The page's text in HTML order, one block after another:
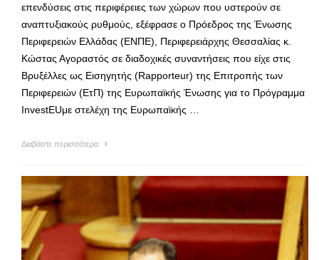
επενδύσεις στις περιφέρειες των χώρων που υστερούν σε
αναπτυξιακούς ρυθμούς, εξέφρασε ο Πρόεδρος της Ένωσης
Περιφερειών Ελλάδας (ΕΝΠΕ), Περιφερειάρχης Θεσσαλίας κ.
Κώστας Αγοραστός σε διαδοχικές συναντήσεις που είχε στις
Βρυξέλλες ως Εισηγητής (Rapporteur) της Επιτροπής των
Περιφερειών (ΕτΠ) της Ευρωπαϊκής Ένωσης για το Πρόγραμμα
InvestEUμε στελέχη της Ευρωπαϊκής …
Διαβάστε περισσότερα